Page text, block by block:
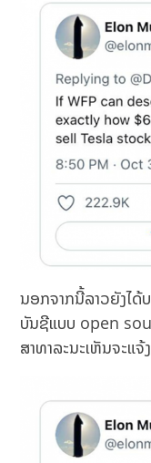
ນອກຈາກນີ້ລາວຍັງໄດ້
ບັນຊີແບບ open
ສາທາລະນະເຫັນຈະແຈ້